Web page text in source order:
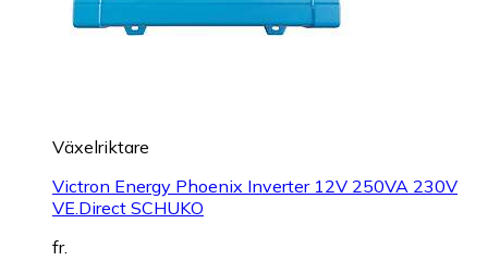
Växelriktare
Victron Energy Phoenix Inverter 12V 250VA 230V
VE.Direct SCHUKO
fr.